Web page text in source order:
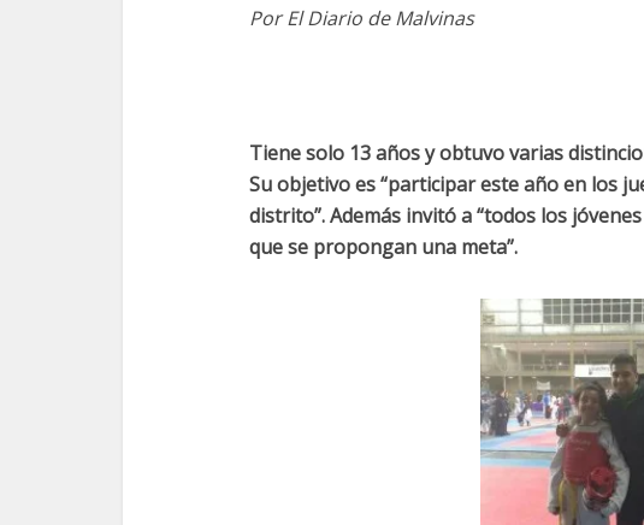
Por El Diario de Malvinas
Tiene solo 13 años y obtuvo varias
Su objetivo es “participar este año en los
distrito”. Además invitó a “todos los
que se propongan una meta”.